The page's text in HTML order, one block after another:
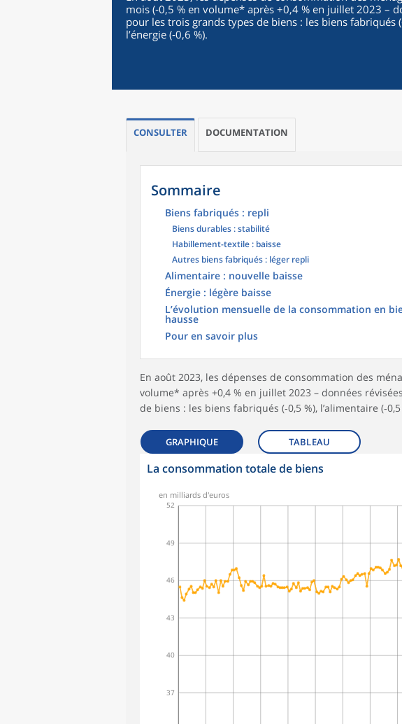
mois (‑0,5 % en volume* après +0,4 % en juillet 2023 –
pour les trois grands types de biens : les biens fabriqués
l’énergie (‑0,6 %).
CONSULTER DOCUMENTATION
Sommaire
Biens fabriqués : repli
Biens durables : stabilité
Habillement-textile : baisse
Autres biens fabriqués : léger repli
Alimentaire : nouvelle baisse
Énergie : légère baisse
L’évolution mensuelle de la consommation en
hausse
Pour en savoir plus
En août 2023, les dépenses de consommation des
volume* après +0,4 % en juillet 2023 – données
de biens : les biens fabriqués (‑0,5 %), l’alimentaire (‑0,5
GRAPHIQUE TABLEAU
La consommation totale de biens
37
40
43
46
49
52
en milliards d'euros